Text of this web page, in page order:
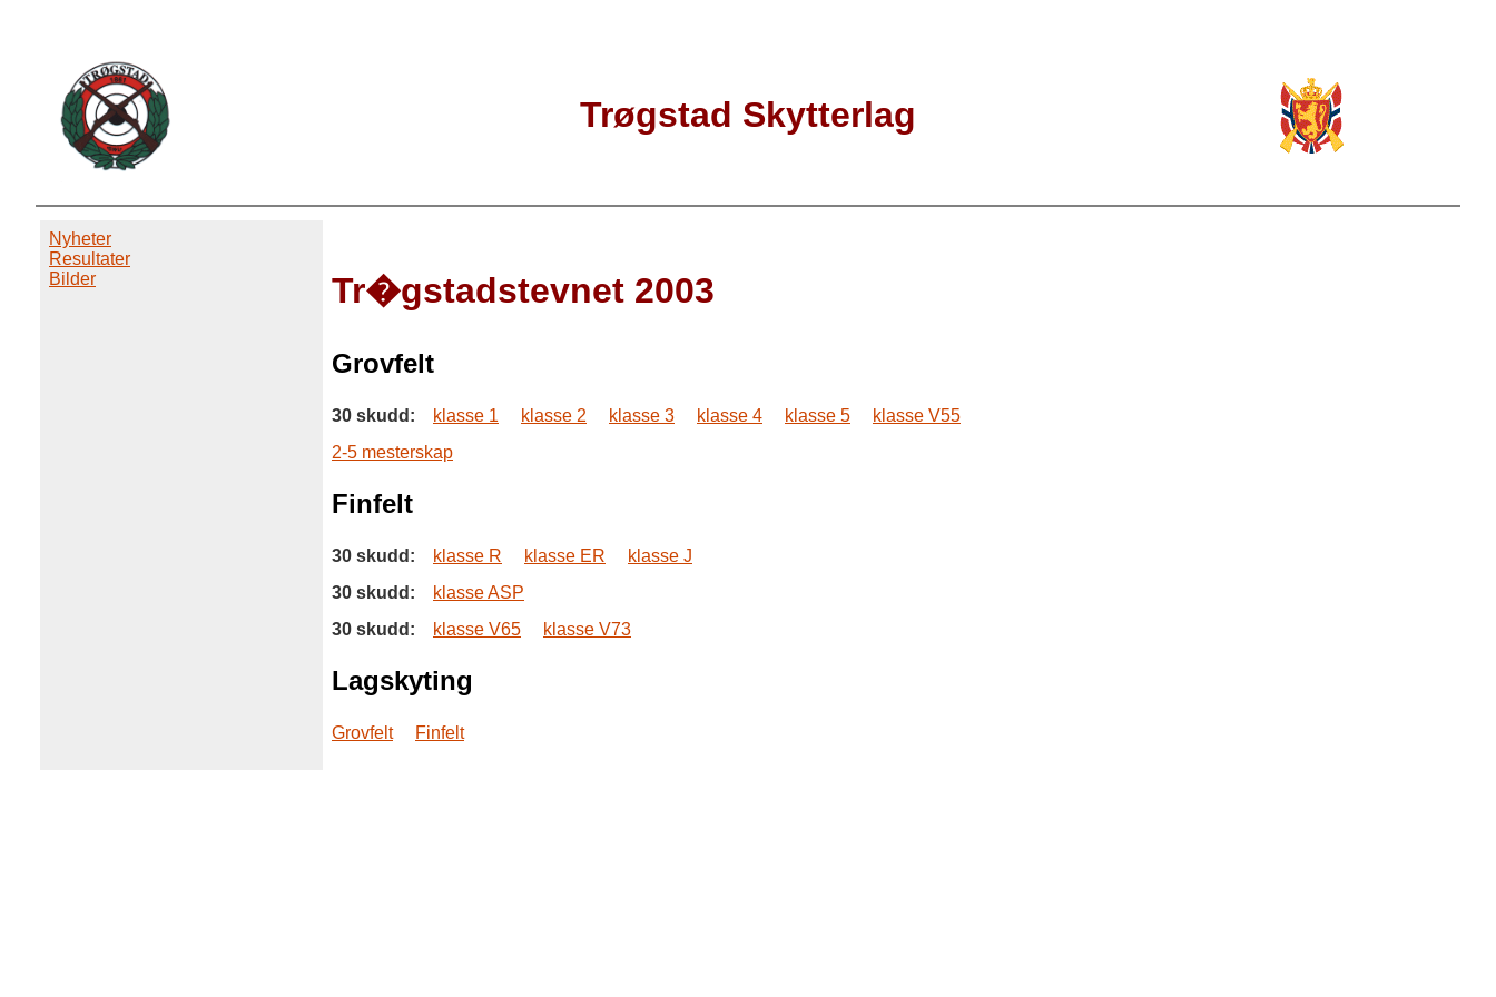
Trøgstad Skytterlag
Nyheter
Resultater
Bilder
Tr�gstadstevnet 2003
Grovfelt
30 skudd: klasse 1 klasse 2 klasse 3 klasse 4 klasse 5
klasse V55
2-5 mesterskap
Finfelt
30 skudd: klasse R klasse ER
klasse J
30 skudd:
klasse ASP
30 skudd:
klasse V65 klasse V73
Lagskyting
Grovfelt Finfelt